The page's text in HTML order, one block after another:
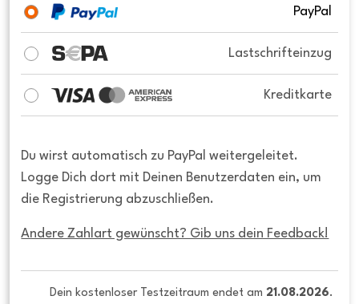
PayPal
Lastschrifteinzug
Kreditkarte
Du wirst automatisch zu PayPal weitergeleitet.
Logge Dich dort mit Deinen Benutzerdaten ein, um
die Registrierung abzuschließen.
Andere Zahlart gewünscht? Gib uns dein Feedback!
Dein kostenloser Testzeitraum endet am 21.08.2026.